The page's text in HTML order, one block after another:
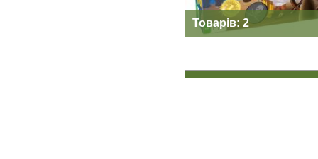
Товарів: 2